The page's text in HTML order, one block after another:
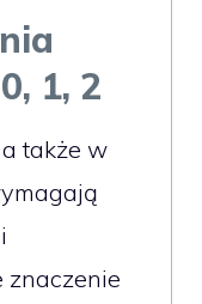
1, 2
także w
znaczenie